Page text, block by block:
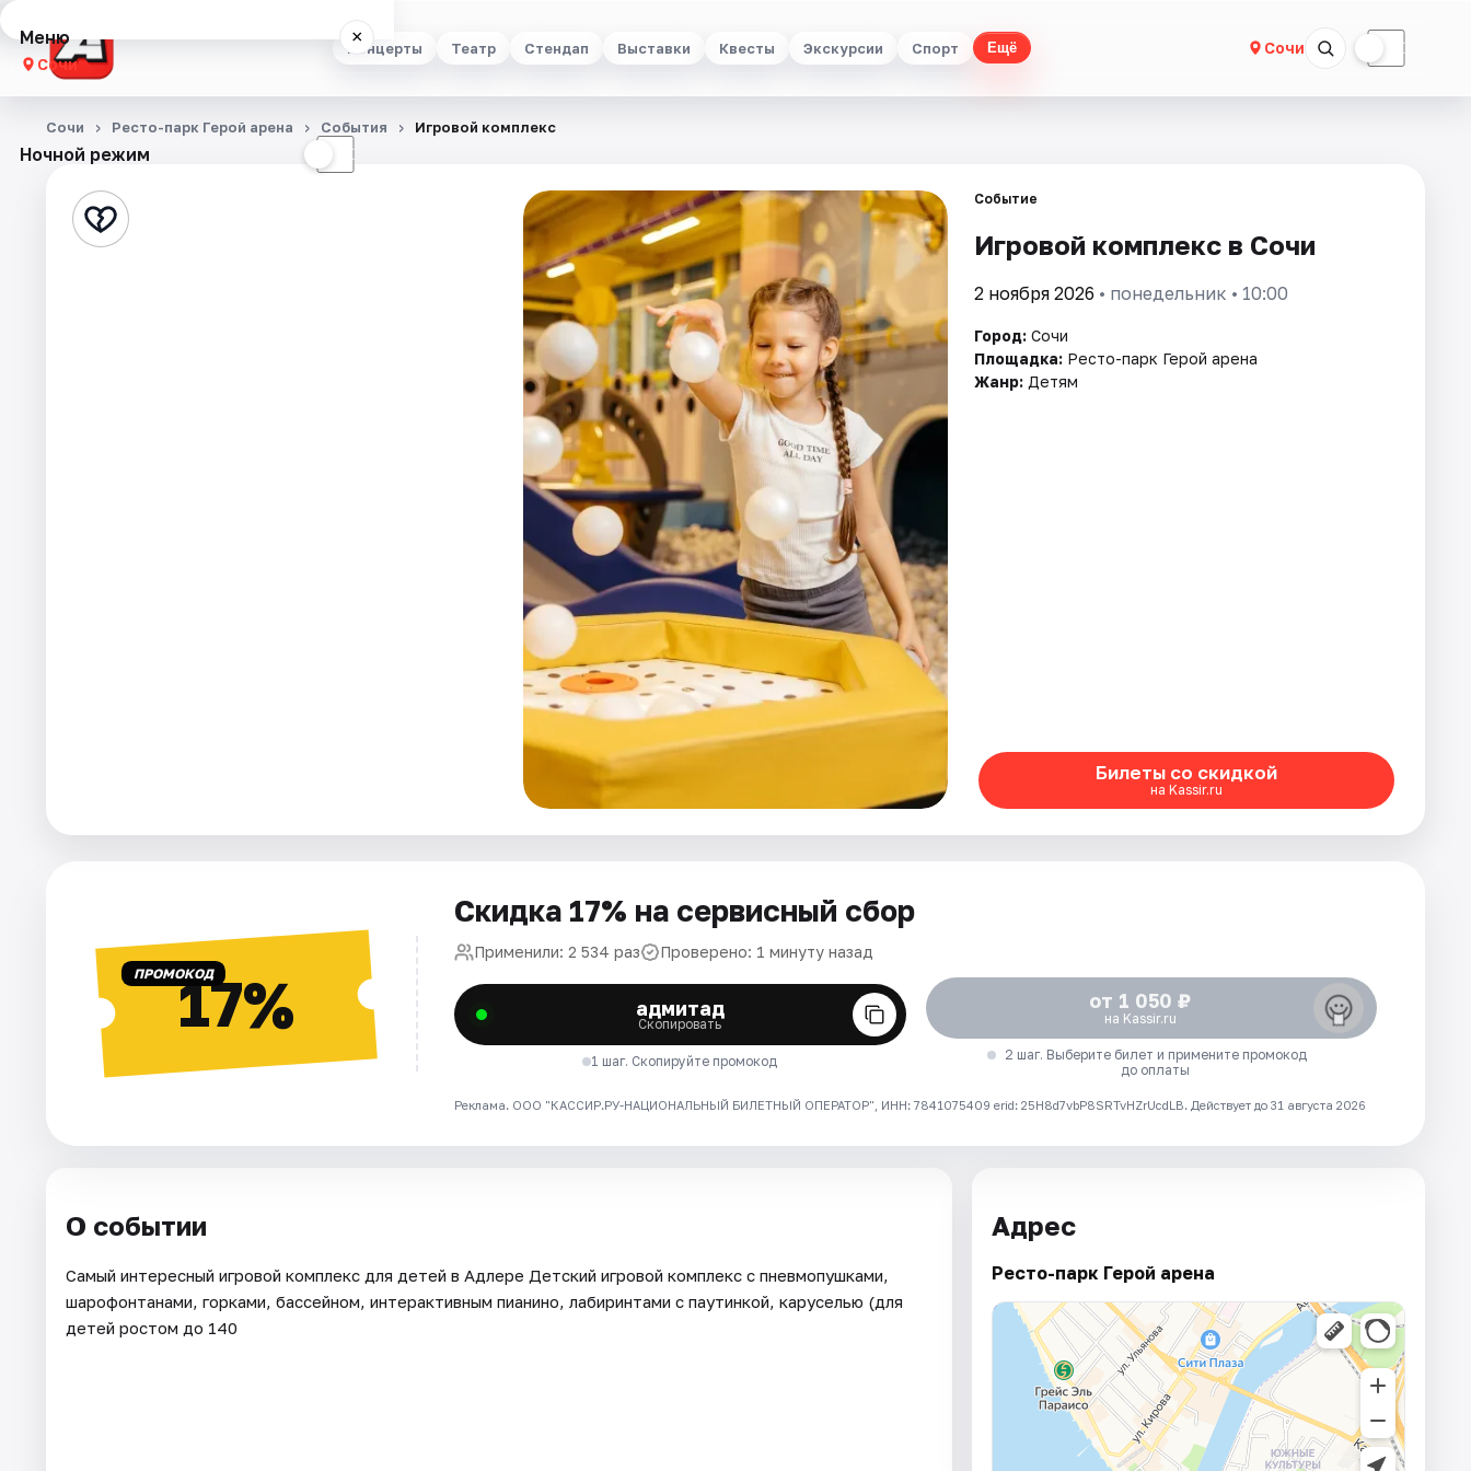
Концерты Театр Стендап Выставки Квесты Экскурсии Спорт Ещё Сочи ☾
Меню ×
Сочи
Концерты
Стендап
Ночной режим ☾
Сочи Ресто-парк Герой арена События Игровой комплекс
Событие
Игровой комплекс в Сочи
2 ноября 2026 • понедельник • 10:00
Город: Сочи
Площадка: Ресто-парк Герой арена
Жанр: Детям
Билеты со скидкой
на Kassir.ru
ПРОМОКОД17%
Скидка 17% на сервисный сбор
Применили: 2 534 раз Проверено: 1 минуту назад
адмитад
Скопировать
1 шаг. Скопируйте промокод
от 1 050 ₽
на Kassir.ru
2 шаг. Выберите билет и примените промокод
до оплаты
Реклама. ООО "КАССИР.РУ-НАЦИОНАЛЬНЫЙ БИЛЕТНЫЙ ОПЕРАТОР", ИНН: 7841075409 erid: 25H8d7vbP8SRTvHZrUcdLB. Действует до 31 августа 2026
О событии
Самый интересный игровой комплекс для детей в Адлере Детский игровой комплекс с пневмопушками,
шарофонтанами, горками, бассейном, интерактивным пианино, лабиринтами с паутинкой, каруселью (для
детей ростом до 140
Адрес
Ресто-парк Герой арена